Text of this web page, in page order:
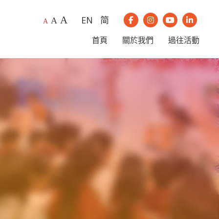
A A A EN 简 我們的Facebook
我們的Instagram
我們的我們的
首頁 關於我們 過往活動